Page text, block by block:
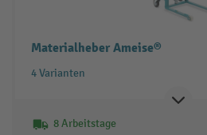
Materialheber Ameise®
4 Varianten
8 Arbeitstage